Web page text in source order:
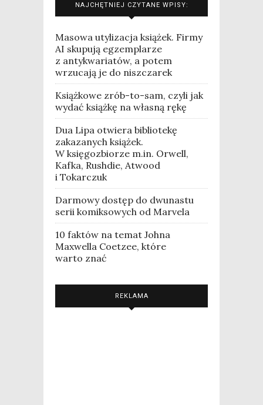
NAJCHĘTNIEJ CZYTANE WPISY:
Masowa utylizacja książek. Firmy
AI skupują egzemplarze
z antykwariatów, a potem
wrzucają je do niszczarek
Książkowe zrób-to-sam, czyli jak
wydać książkę na własną rękę
Dua Lipa otwiera bibliotekę
zakazanych książek.
W księgozbiorze m.in. Orwell,
Kafka, Rushdie, Atwood
i Tokarczuk
Darmowy dostęp do dwunastu
serii komiksowych od Marvela
10 faktów na temat Johna
Maxwella Coetzee, które
warto znać
REKLAMA